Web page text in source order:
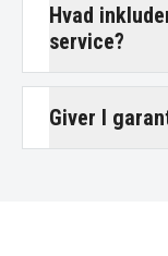
Hvad
service?
Giver I